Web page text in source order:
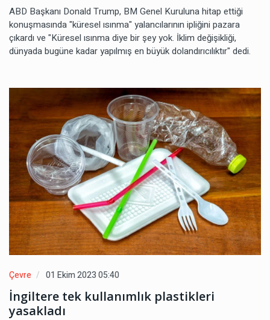
ABD Başkanı Donald Trump, BM Genel Kuruluna hitap ettiği
konuşmasında "küresel ısınma" yalancılarının ipliğini pazara
çıkardı ve "Küresel ısınma diye bir şey yok. İklim değişikliği,
dünyada bugüne kadar yapılmış en büyük dolandırıcılıktır" dedi.
Çevre 01 Ekim 2023 05:40
İngiltere tek kullanımlık plastikleri
yasakladı